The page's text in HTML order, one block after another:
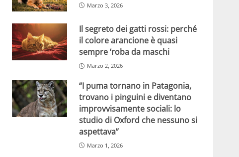
Marzo 3, 2026
Il segreto dei gatti rossi: perché
il colore arancione è quasi
sempre ‘roba da maschi
Marzo 2, 2026
“I puma tornano in Patagonia,
trovano i pinguini e diventano
improvvisamente sociali: lo
studio di Oxford che nessuno si
aspettava”
Marzo 1, 2026